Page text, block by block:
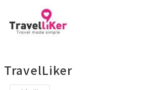
TravelLiker